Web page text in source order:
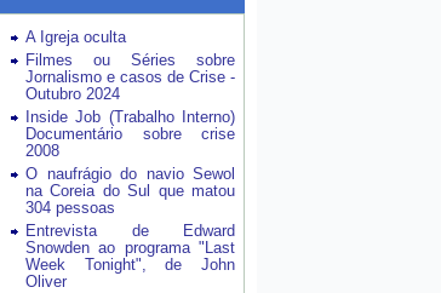
A Igreja oculta
Filmes ou Séries sobre
Jornalismo e casos de Crise -
Outubro 2024
Inside Job (Trabalho Interno)
Documentário sobre crise
2008
O naufrágio do navio Sewol
na Coreia do Sul que matou
304 pessoas
Entrevista de Edward
Snowden ao programa "Last
Week Tonight", de John
Oliver